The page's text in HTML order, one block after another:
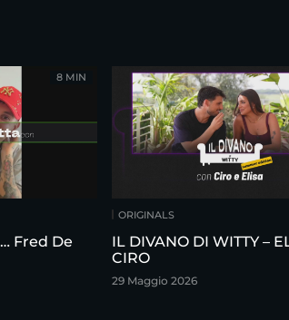
Fred De
8 MIN
ORIGINALS
IL DIVANO DI WITTY –
CIRO
29 Maggio 2026